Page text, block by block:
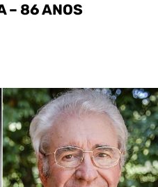
– 86 ANOS